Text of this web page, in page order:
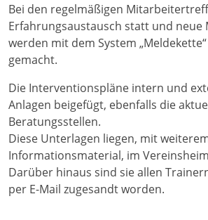
Bei den regelmäßigen
Erfahrungsaustausch statt und neue
werden mit dem System
gemacht.
Die Interventionspläne intern und
Anlagen beigefügt, ebenfalls die
Beratungsstellen.
Diese Unterlagen liegen, mit
Informationsmaterial, im
Darüber hinaus sind sie allen
per E-Mail zugesandt worden.